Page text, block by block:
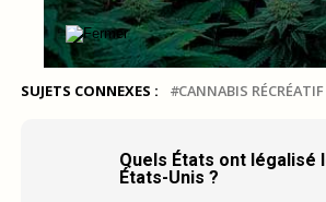
SUJETS CONNEXES : CANNABIS RÉCRÉATIF
Quels États ont légalisé
États-Unis ?